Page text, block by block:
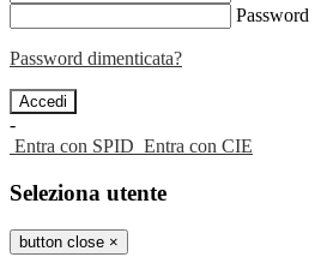
Password
Password dimenticata?
-
Entra con SPID Entra con CIE
Seleziona utente
button close ×